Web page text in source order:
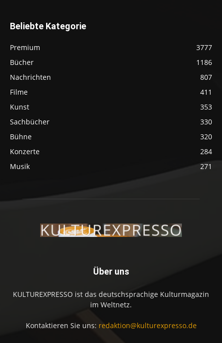
Beliebte Kategorie
Premium
3777
Bücher
1186
Nachrichten
807
Filme
411
Kunst
353
Sachbücher
330
Bühne
320
Konzerte
284
Musik
271
Über uns
KULTUREXPRESSO ist das deutschsprachige Kulturmagazin
im Weltnetz.
Kontaktieren Sie uns: redaktion@kulturexpresso.de